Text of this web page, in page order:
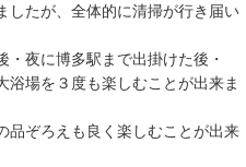
したが、全体的に清掃が行き届い
・夜に博多駅まで出掛けた後・
浴場を３度も楽しむことが出来ま
品ぞろえも良く楽しむことが出来